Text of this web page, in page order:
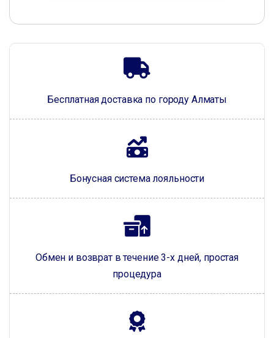
Бесплатная доставка по городу Алматы
Бонусная система лояльности
Обмен и возврат в течение 3-х дней, простая
процедура